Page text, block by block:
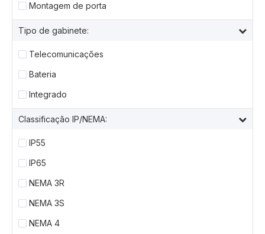
Montagem de porta
Tipo de gabinete:
Telecomunicações
Bateria
Integrado
Classificação IP/NEMA:
IP55
IP65
NEMA 3R
NEMA 3S
NEMA 4